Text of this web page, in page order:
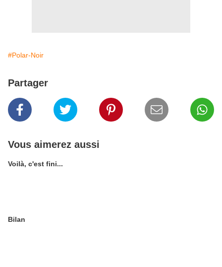
#Polar-Noir
Partager
Vous aimerez aussi
Voilà, c'est fini...
Bilan